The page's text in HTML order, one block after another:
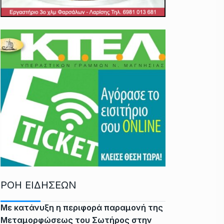
ΡΟΗ ΕΙΔΗΣΕΩΝ
Με κατάνυξη η περιφορά παραμονή της
Μεταμορφώσεως του Σωτήρος στην